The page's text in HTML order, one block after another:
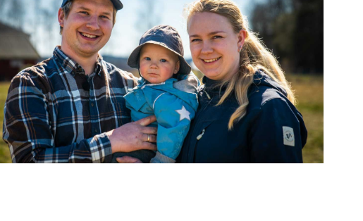
Medlem i
Bondelag
Som medlem i Norges Bondelag
markedets aller beste priser
på personforsikringer, bank og lån.